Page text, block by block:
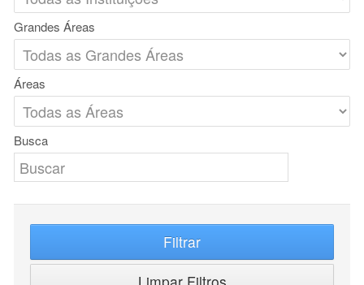
Grandes Áreas
Áreas
Busca
Filtrar